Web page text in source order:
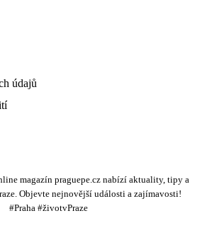
údajů
magazín praguepe.cz nabízí aktuality, tipy a
Objevte nejnovější události a zajímavosti!
#Praha #životvPraze